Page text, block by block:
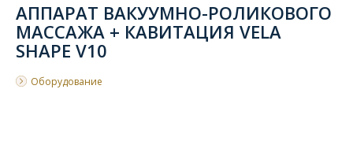
АППАРАТ ВАКУУМНО-РОЛИКОВОГО
МАССАЖА + КАВИТАЦИЯ VELA
SHAPE V10
Оборудование